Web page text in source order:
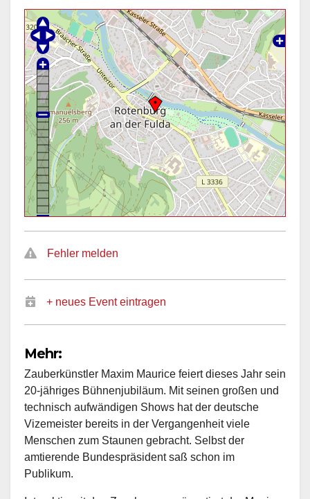
Fehler melden
+ neues Event eintragen
Mehr:
Zauberkünstler Maxim Maurice feiert dieses Jahr sein
20-jähriges Bühnenjubiläum. Mit seinen großen und
technisch aufwändigen Shows hat der deutsche
Vizemeister bereits in der Vergangenheit viele
Menschen zum Staunen gebracht. Selbst der
amtierende Bundespräsident saß schon im
Publikum.